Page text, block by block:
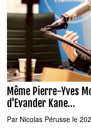
Même Pierre-Yves
d'Evander Kane...
Par Nicolas Pérusse le